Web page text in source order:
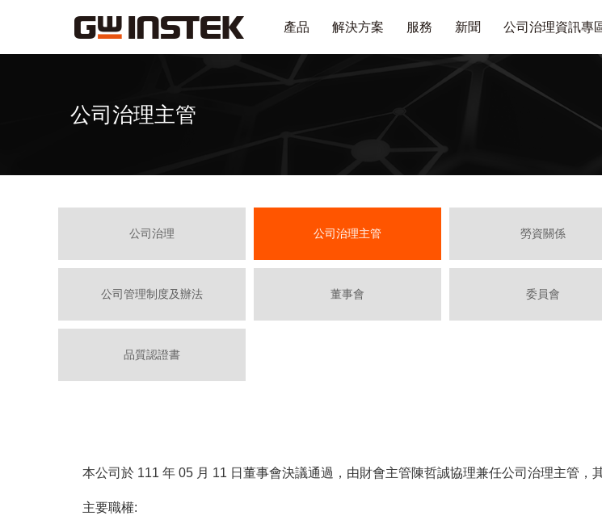
產品 解決方案 服務 新聞 公司治理資訊專
公司治理主管
公司治理 公司治理主管 勞資關係
公司管理制度及辦法 董事會 委員會
品質認證書
本公司於 111 年 05 月 11 日董事會決議通過，由財會主管陳哲誠協理兼任公司治理主管，
主要職權: